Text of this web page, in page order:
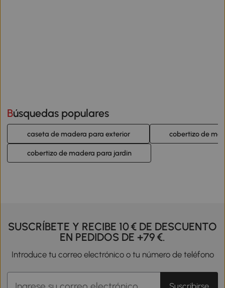
Búsquedas populares
caseta de madera para exterior cobertizo de
cobertizo de madera para jardin
SUSCRÍBETE Y RECIBE 10 € DE DESCUENTO
EN PEDIDOS DE +79 €.
Introduce tu correo electrónico o tu número de teléfono